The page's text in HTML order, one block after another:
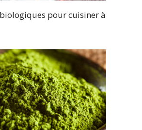
pour cuisiner à